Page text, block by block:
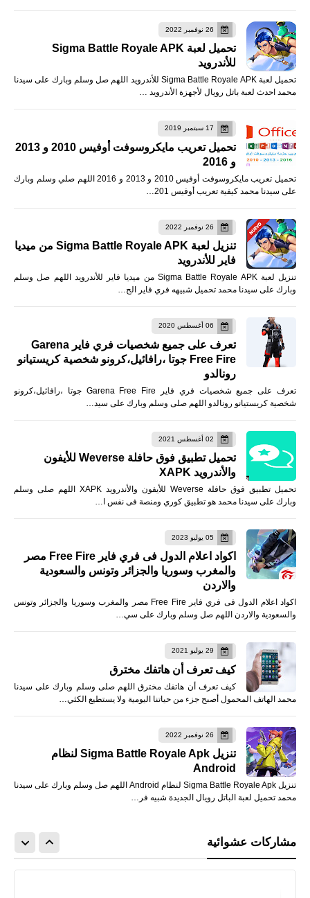
26 نوفمبر 2022
تحميل لعبة Sigma Battle Royale APK
للأندرويد
تحميل لعبة Sigma Battle Royale APK للأندرويد اللهم صل وسلم وبارك على سيدنا
محمد احدث لعبة باتل رويال لأجهزة الأندرويد …
17 سبتمبر 2019
تحميل تعريب مايكروسوفت أوفيس 2010 و 2013
و 2016
تحميل تعريب مايكروسوفت أوفيس 2010 و 2013 و 2016 اللهم صلي وسلم وبارك
على سيدنا محمد كيفية تعريب أوفيس 201…
26 نوفمبر 2022
تنزيل لعبة Sigma Battle Royale APK من ميديا
فاير للأندرويد
تنزيل لعبة Sigma Battle Royale APK من ميديا فاير للأندرويد اللهم صل وسلم
وبارك على سيدنا محمد تحميل شبيهه فري فاير الج…
06 أغسطس 2020
تعرف على جميع شخصيات فري فاير Garena
Free Fire جوتا ،رافائيل،كرونو شخصية كريستيانو
رونالدو
تعرف على جميع شخصيات فري فاير Garena Free Fire جوتا ،رافائيل،كرونو
شخصية كريستيانو رونالدو اللهم صلى وسلم وبارك على سيد…
02 أغسطس 2021
تحميل تطبيق فوق حافلة Weverse للأيفون
والأندرويد XAPK
تحميل تطبيق فوق حافلة Weverse للأيفون والأندرويد XAPK اللهم صلى وسلم
وبارك على سيدنا محمد هو تطبيق كوري ومنصة فى نفس ا…
05 يوليو 2023
اكواد اعلام الدول فى فري فاير Free Fire مصر
والمغرب وسوريا والجزائر وتونس والسعودية
والاردن
اكواد اعلام الدول فى فري فاير Free Fire مصر والمغرب وسوريا والجزائر وتونس
والسعودية والاردن اللهم صل وسلم وبارك على سي…
29 يوليو 2021
كيف تعرف أن هاتفك مخترق
كيف تعرف أن هاتفك مخترق اللهم صلى وسلم وبارك على سيدنا
محمد الهاتف المحمول أصبح جزء من حياتنا اليومية ولا يستطيع الكثي…
26 نوفمبر 2022
تنزيل Sigma Battle Royale Apk لنظام
Android
تنزيل Sigma Battle Royale Apk لنظام Android اللهم صل وسلم وبارك على سيدنا
محمد تحميل لعبة الباتل رويال الجديدة شبيه فر…
مشاركات عشوائية